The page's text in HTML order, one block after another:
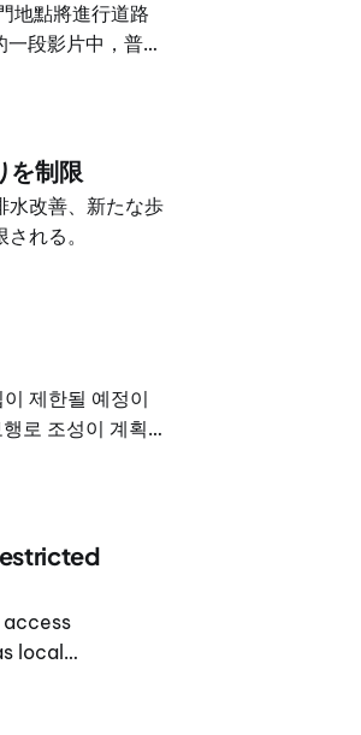
地點將進行道路
段影片中，普吉
說明這項聯合計
建道路、設置
題。
を制限
水改善、新たな歩
れる。
제한될 예정이
로 조성이 계획
Rewat
로를 조성해 운동
access
local